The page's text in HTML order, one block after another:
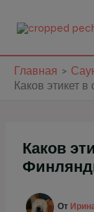
Главная
Каков этикет
Каков
От